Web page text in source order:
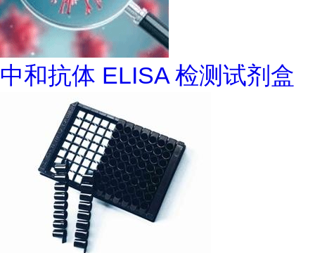
中和抗体 ELISA 检测试剂盒